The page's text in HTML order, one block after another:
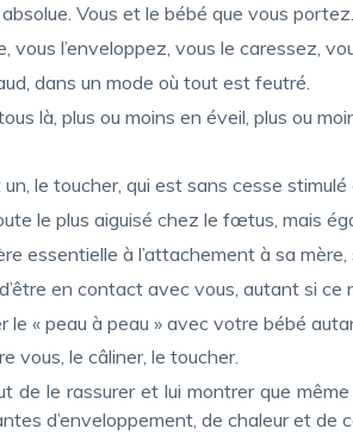
absolue. Vous et le bébé que vous portez.
vous l’enveloppez, vous le caressez,
dans un mode où tout est feutré.
là, plus ou moins en éveil, plus ou
un, le toucher, qui est sans cesse
le plus aiguisé chez le fœtus, mais
essentielle à l’attachement à sa
en contact avec vous, autant si ce
le « peau à peau » avec votre bébé
vous, le câliner, le toucher.
d’enveloppement, de chaleur et de